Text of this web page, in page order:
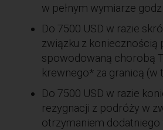
w pełnym wymiarze
Do 7500 USD w razie
związku z koniecznością
spowodowaną chorobą
krewnego* za granicą (w
Do 7500 USD w razie
rezygnacji z podróży w
otrzymaniem dodatniego